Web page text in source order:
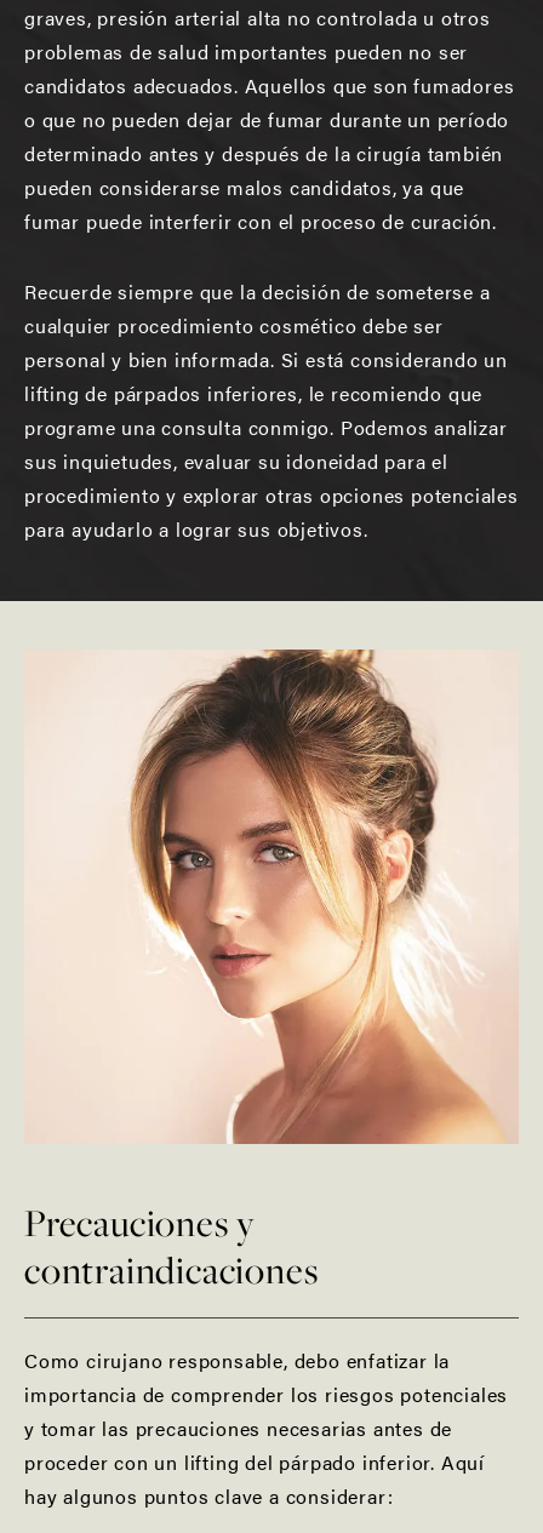
graves, presión arterial alta no controlada u otros
problemas de salud importantes pueden no ser
candidatos adecuados. Aquellos que son fumadores
o que no pueden dejar de fumar durante un período
determinado antes y después de la cirugía también
pueden considerarse malos candidatos, ya que
fumar puede interferir con el proceso de curación.
Recuerde siempre que la decisión de someterse a
cualquier procedimiento cosmético debe ser
personal y bien informada. Si está considerando un
lifting de párpados inferiores, le recomiendo que
programe una consulta conmigo. Podemos analizar
sus inquietudes, evaluar su idoneidad para el
procedimiento y explorar otras opciones potenciales
para ayudarlo a lograr sus objetivos.
Precauciones y
contraindicaciones
Como cirujano responsable, debo enfatizar la
importancia de comprender los riesgos potenciales
y tomar las precauciones necesarias antes de
proceder con un lifting del párpado inferior. Aquí
hay algunos puntos clave a considerar: